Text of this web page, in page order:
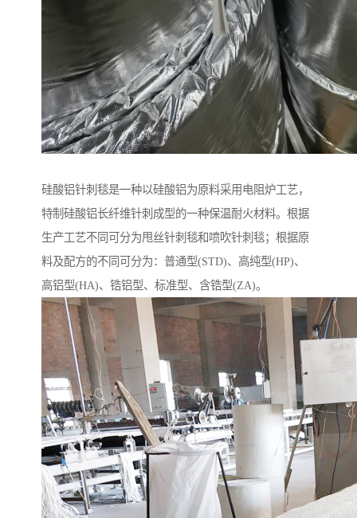
硅酸铝针刺毯是一种以硅酸铝为原料采用电阻炉工艺，
特制硅酸铝长纤维针刺成型的一种保温耐火材料。根据
生产工艺不同可分为甩丝针刺毯和喷吹针刺毯；根据原
料及配方的不同可分为：普通型(STD)、高纯型(HP)、
高铝型(HA)、锆铝型、标准型、含锆型(ZA)。